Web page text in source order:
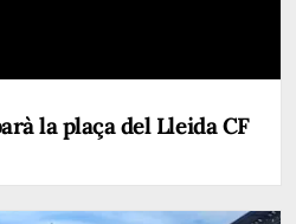
la plaça del Lleida CF